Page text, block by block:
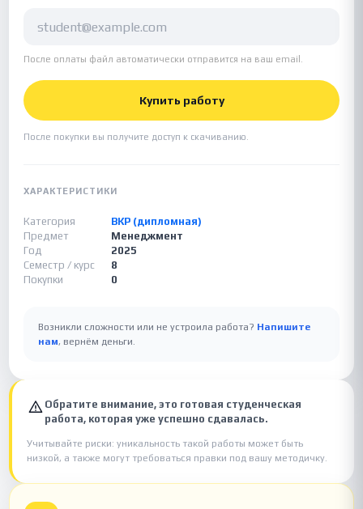
После оплаты файл автоматически отправится на ваш email.
Купить работу
После покупки вы получите доступ к скачиванию.
ХАРАКТЕРИСТИКИ
Категория
ВКР (дипломная)
Предмет
Менеджмент
Год
2025
Семестр / курс
8
Покупки
0
Возникли сложности или не устроила работа? Напишите
нам, вернём деньги.
Обратите внимание, это готовая студенческая
работа, которая уже успешно сдавалась.
Учитывайте риски: уникальность такой работы может быть
низкой, а также могут требоваться правки под вашу методичку.